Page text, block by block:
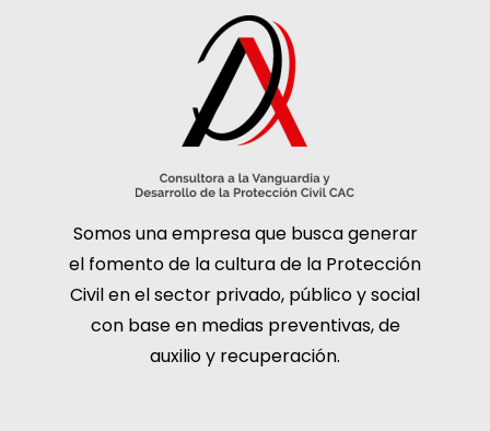
Somos una empresa que busca generar
el fomento de la cultura de la Protección
Civil en el sector privado, público y social
con base en medias preventivas, de
auxilio y recuperación.